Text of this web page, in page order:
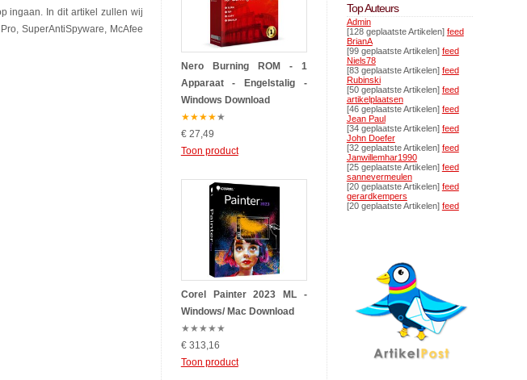
ingaan. In dit artikel zullen wij
SuperAntiSpyware, McAfee
Nero Burning ROM - 1
Apparaat - Engelstalig -
Windows Download
★★★★★
€ 27,49
Toon product
Corel Painter 2023 ML -
Windows/ Mac Download
★★★★★
€ 313,16
Toon product
Top Auteurs
Admin
[128 geplaatste Artikelen] feed
BrianA
[99 geplaatste Artikelen] feed
Niels78
[83 geplaatste Artikelen] feed
Rubinski
[50 geplaatste Artikelen] feed
artikelplaatsen
[46 geplaatste Artikelen] feed
Jean Paul
[34 geplaatste Artikelen] feed
John Doefer
[32 geplaatste Artikelen] feed
Janwillemhar1990
[25 geplaatste Artikelen] feed
sannevermeulen
[20 geplaatste Artikelen] feed
gerardkempers
[20 geplaatste Artikelen] feed